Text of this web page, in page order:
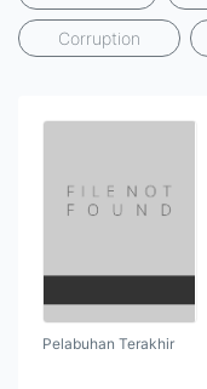
Corruption
Pelabuhan Terakhir